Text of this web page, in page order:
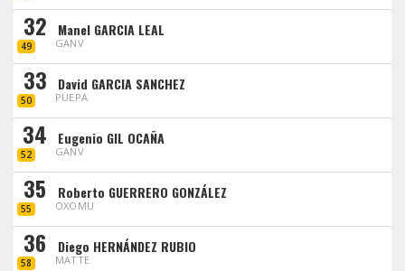
32
49
Manel GARCIA LEAL
GANV
33
50
David GARCIA SANCHEZ
PUEPA
34
52
Eugenio GIL OCAÑA
GANV
35
55
Roberto GUERRERO GONZÁLEZ
OXOMU
36
58
Diego HERNÁNDEZ RUBIO
MATTE